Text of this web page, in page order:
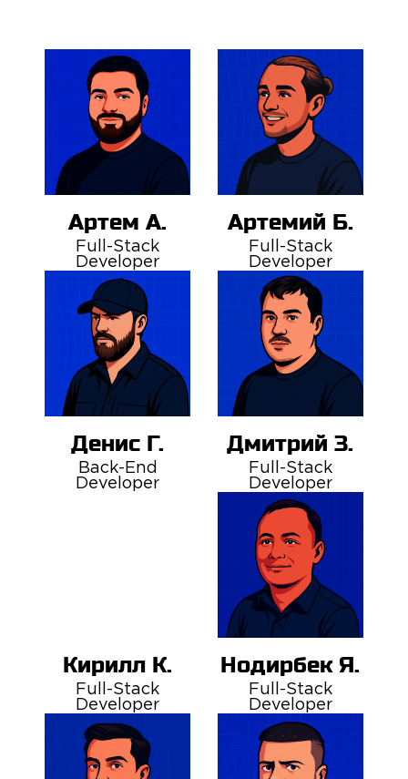
Артем А.
Full-Stack
Developer
Артемий Б.
Full-Stack
Developer
Денис Г.
Back-End
Developer
Дмитрий З.
Full-Stack
Developer
Кирилл К.
Full-Stack
Developer
Нодирбек Я.
Full-Stack
Developer